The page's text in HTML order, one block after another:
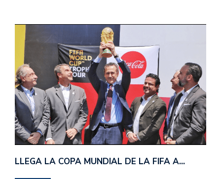
LLEGA LA COPA MUNDIAL DE LA FIFA A…